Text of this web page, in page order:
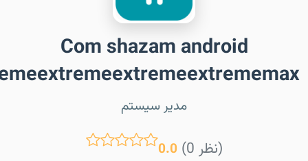
Com shazam android
مدیر سیستم
0.0 (0 نظر)